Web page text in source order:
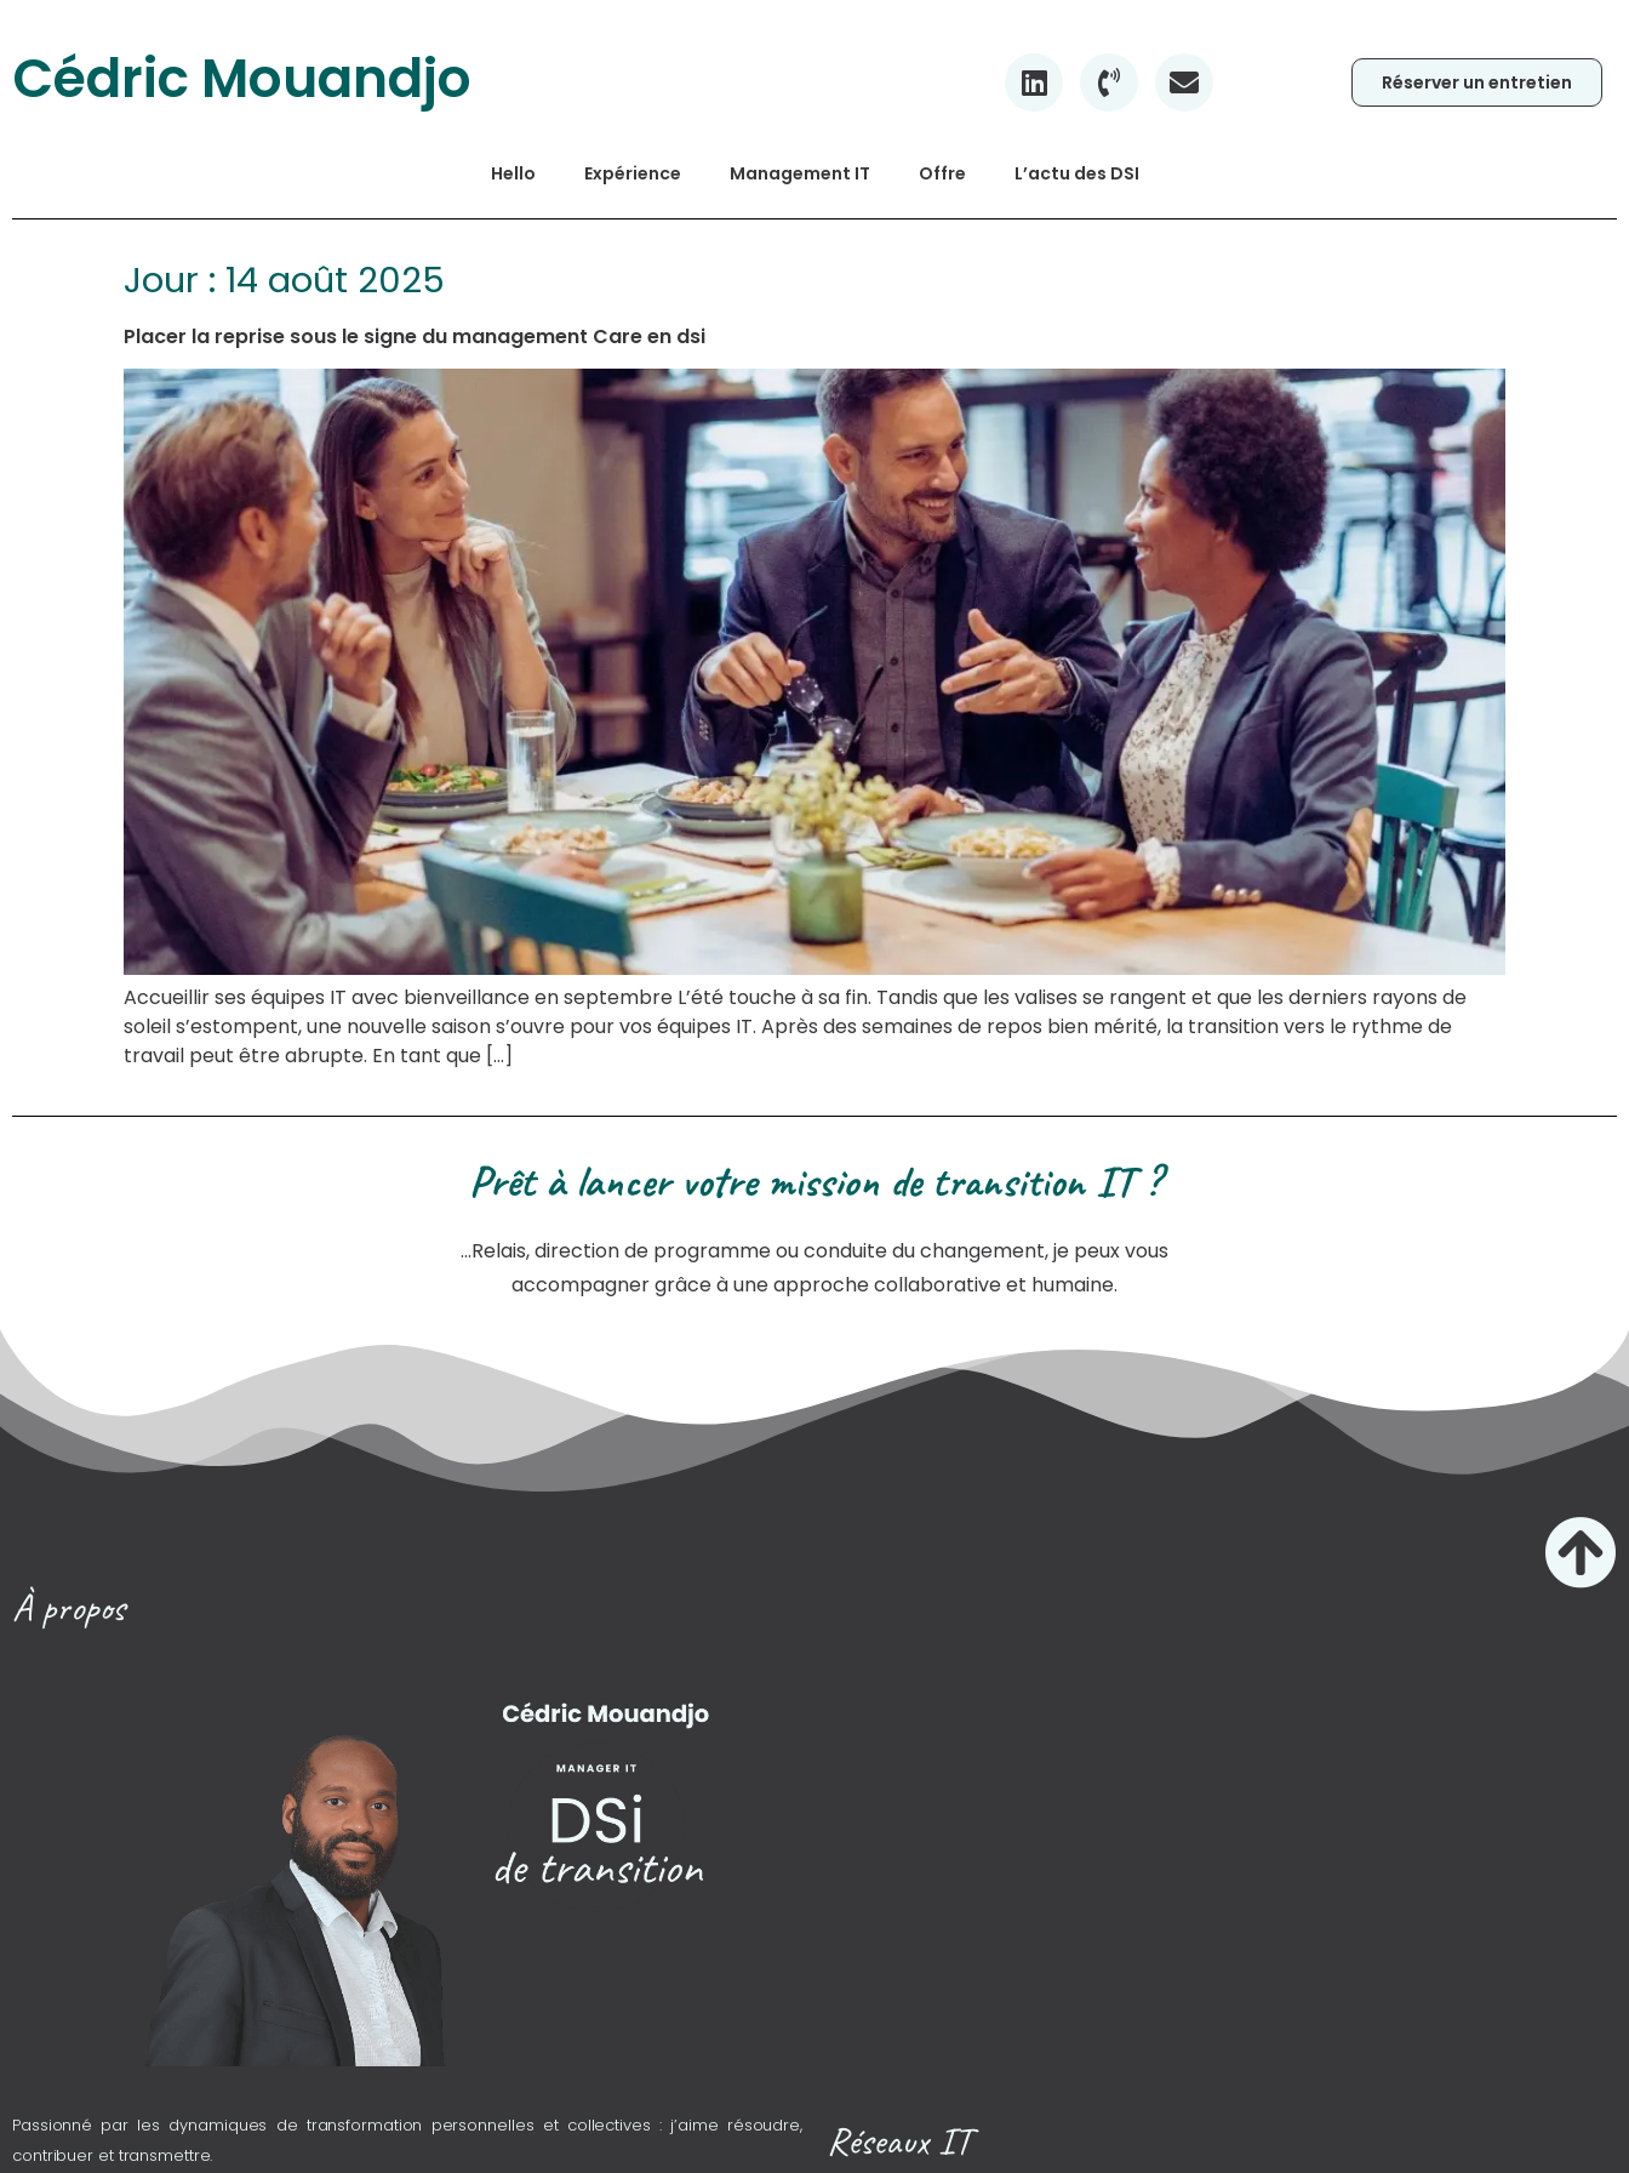
Cédric Mouandjo Réserver un entretien
Hello Expérience Management IT Offre L’actu des DSI
Jour : 14 août 2025
Placer la reprise sous le signe du management Care en dsi
Accueillir ses équipes IT avec bienveillance en septembre L’été touche à sa fin. Tandis que les valises se rangent et que les derniers rayons de
soleil s’estompent, une nouvelle saison s’ouvre pour vos équipes IT. Après des semaines de repos bien mérité, la transition vers le rythme de
travail peut être abrupte. En tant que […]
Prêt à lancer votre mission de transition IT ?
…Relais, direction de programme ou conduite du changement, je peux vous
accompagner grâce à une approche collaborative et humaine.
À propos
Passionné par les dynamiques de transformation personnelles et collectives : j’aime résoudre,
contribuer et transmettre.
Réseaux IT